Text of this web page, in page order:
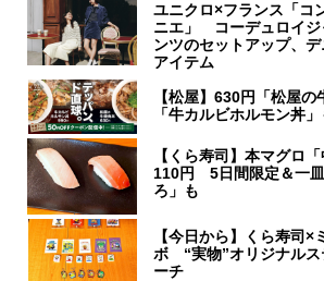
ユニクロ×フランス「コ
ニエ」 コーデュロイジ
ンツのセットアップ、
アイテム
【松屋】630円「松屋
「牛カルビホルモン丼」
【くら寿司】本マグロ
110円 5日間限定＆一
ろ」も
【今日から】くら寿司×
ボ “実物”オリジナルス
ーチ